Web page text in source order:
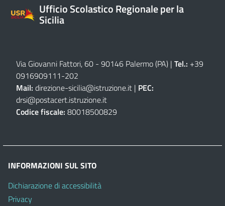
Ufficio Scolastico Regionale per la
Sicilia
Via Giovanni Fattori, 60 - 90146 Palermo (PA) | Tel.: +39
0916909111-202
Mail: direzione-sicilia@istruzione.it | PEC:
drsi@postacert.istruzione.it
Codice fiscale: 80018500829
INFORMAZIONI SUL SITO
Dichiarazione di accessibilità
Privacy